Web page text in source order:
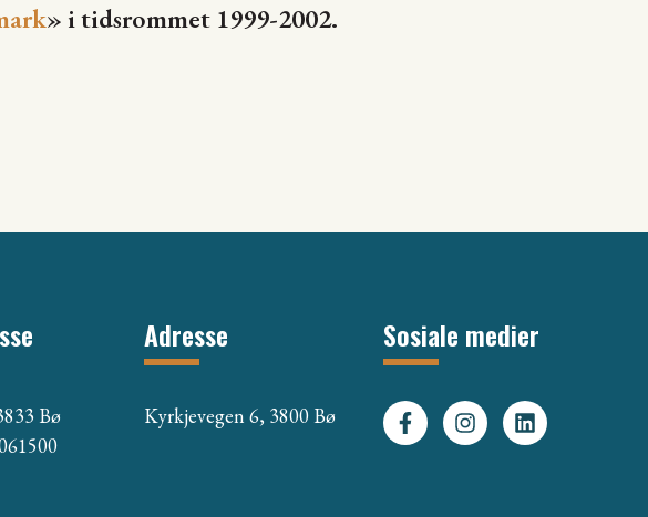
» i tidsrommet 1999-2002.
Bø
Adresse
Kyrkjevegen 6, 3800 Bø
Sosiale medier